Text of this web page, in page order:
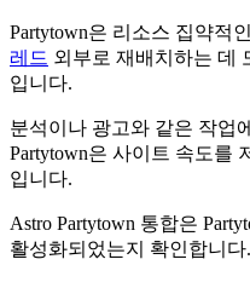
Partytown은 리소스 집약적
레드 외부로 재배치하는 데
입니다.
분석이나 광고와 같은 작업
Partytown은 사이트 속도를
입니다.
Astro Partytown 통합은
활성화되었는지 확인합니다.